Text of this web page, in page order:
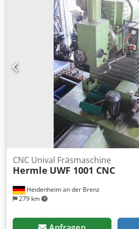
Heidenheim an der Brenz
279 km
CNC Unival Fräsmaschine
Hermle UWF 1001 CNC